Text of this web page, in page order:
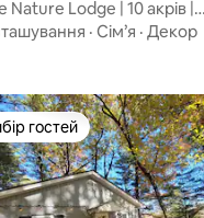
Nature Lodge | 10 акрів |
ванна | Для груп
· Сім’я · Декор
гостей
гостей